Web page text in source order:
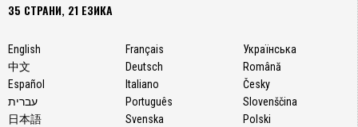
35 СТРАНИ, 21 ЕЗИКА
English
中文
Español
עברית
日本語
Français
Deutsch
Italiano
Português
Svenska
Українська
Română
Česky
Slovenščina
Polski